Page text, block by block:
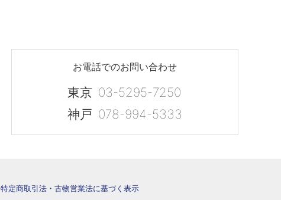
お電話でのお問い合わせ
東京 03-5295-7250
神戸 078-994-5333
特定商取引法・古物営業法に基づく表示